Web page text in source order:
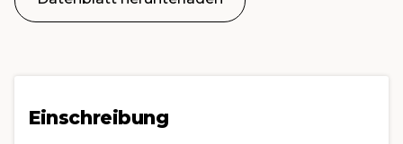
Einschreibung